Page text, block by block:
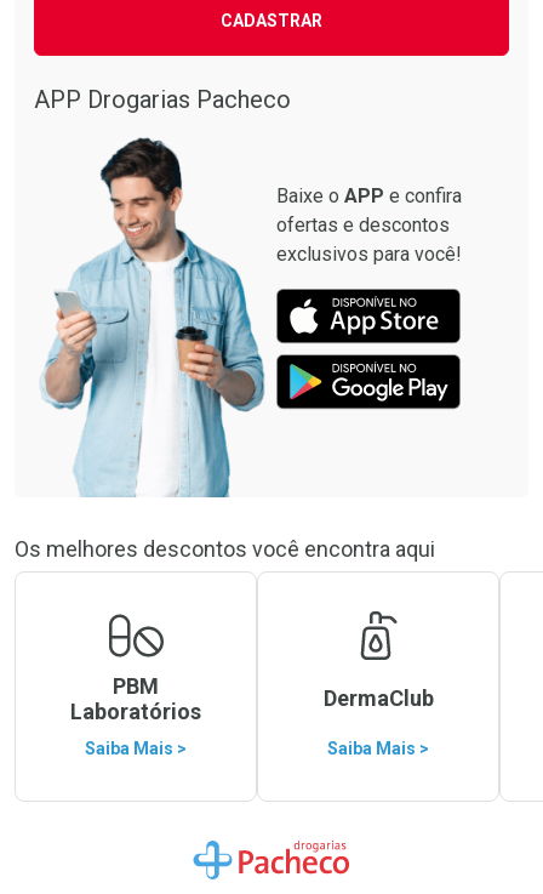
CADASTRAR
APP Drogarias Pacheco
Baixe o APP e confira
ofertas e descontos
exclusivos para você!
Os melhores descontos você encontra aqui
PBM
Laboratórios
Saiba Mais >
DermaClub
Saiba Mais >
Ir para a Home